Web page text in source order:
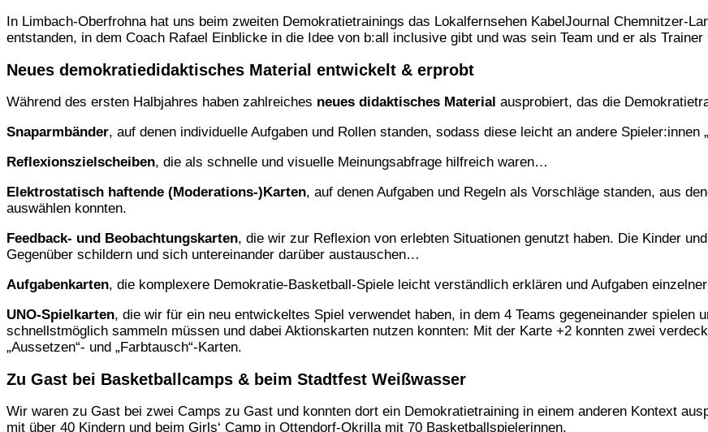
In Limbach-Oberfrohna hat uns beim zweiten Demokratietrainings das Lokalfernsehen KabelJournal Chemnitzer-
entstanden, in dem Coach Rafael Einblicke in die Idee von b:all inclusive gibt und was sein Team und er als
Neues demokratiedidaktisches Material entwickelt & erprobt
Während des ersten Halbjahres haben zahlreiches neues didaktisches Material ausprobiert, das die
Snaparmbänder, auf denen individuelle Aufgaben und Rollen standen, sodass diese leicht an andere Spieler:innen
Reflexionszielscheiben, die als schnelle und visuelle Meinungsabfrage hilfreich waren…
Elektrostatisch haftende (Moderations-)Karten, auf denen Aufgaben und Regeln als Vorschläge standen, aus
auswählen konnten.
Feedback- und Beobachtungskarten, die wir zur Reflexion von erlebten Situationen genutzt haben. Die Kinder
Gegenüber schildern und sich untereinander darüber austauschen…
Aufgabenkarten, die komplexere Demokratie-Basketball-Spiele leicht verständlich erklären und Aufgaben
UNO-Spielkarten, die wir für ein neu entwickeltes Spiel verwendet haben, in dem 4 Teams gegeneinander spielen
schnellstmöglich sammeln müssen und dabei Aktionskarten nutzen konnten: Mit der Karte +2 konnten zwei
„Aussetzen“- und „Farbtausch“-Karten.
Zu Gast bei Basketballcamps & beim Stadtfest Weißwasser
Wir waren zu Gast bei zwei Camps zu Gast und konnten dort ein Demokratietraining in einem anderen Kontext
mit über 40 Kindern und beim Girls‘ Camp in Ottendorf-Okrilla mit 70 Basketballspielerinnen.